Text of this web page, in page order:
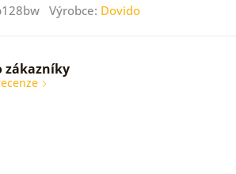
Výrobce: Dovido
zákazníky